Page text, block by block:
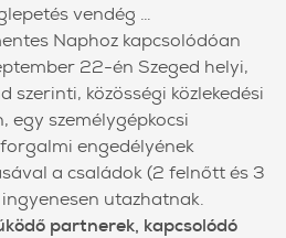
vendég …
Naphoz kapcsolódóan
22-én Szeged helyi,
szerinti, közösségi közlekedési
egy személygépkocsi
engedélyének
a családok (2 felnőtt és 3
utazhatnak.
partnerek, kapcsolódó